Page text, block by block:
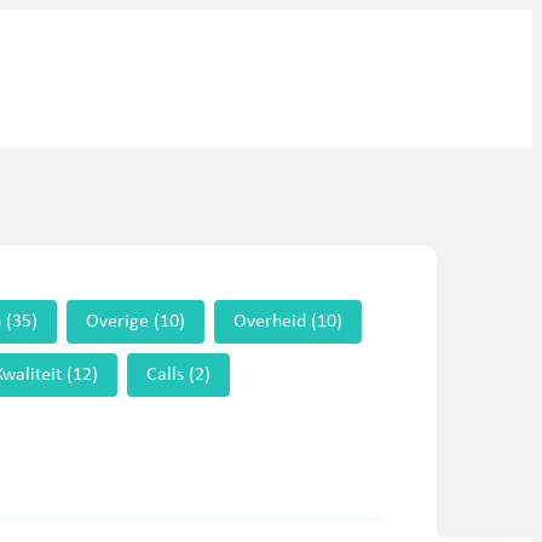
(35) Overige (10) Overheid (10)
(12) Calls (2)